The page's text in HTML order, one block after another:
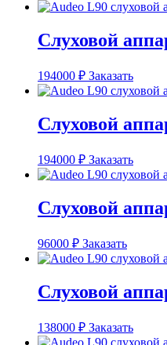
Слуховой
194000 ₽ Заказать
Слуховой
194000 ₽ Заказать
Слуховой
96000 ₽ Заказать
Слуховой
138000 ₽ Заказать